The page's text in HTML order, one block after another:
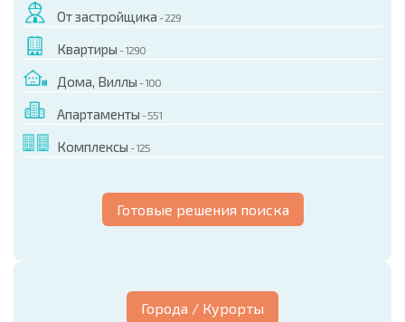
От застройщика - 229
Квартиры - 1290
Дома, Виллы - 100
Апартаменты - 551
Комплексы - 125
Готовые решения поиска
Города / Курорты